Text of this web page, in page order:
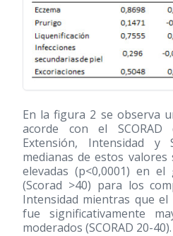
En la figura 2 se observa
acorde con el SCORAD
Extensión, Intensidad y
medianas de estos valores
elevadas (p<0,0001) en
(Scorad >40) para los
Intensidad mientras que
fue significativamente
moderados (SCORAD 20-40).